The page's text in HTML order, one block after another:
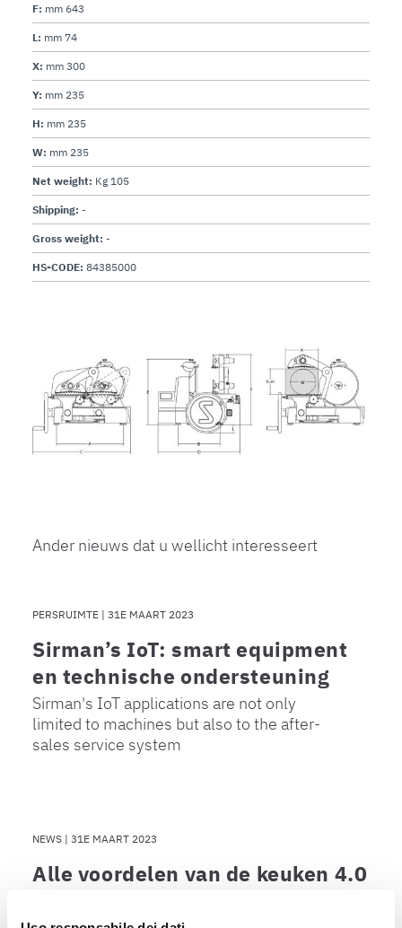
F: mm 643
L: mm 74
X: mm 300
Y: mm 235
H: mm 235
W: mm 235
Net weight: Kg 105
Shipping: -
Gross weight: -
HS-CODE: 84385000
Ander nieuws dat u wellicht interesseert
PERSRUIMTE | 31E MAART 2023
Sirman’s IoT: smart equipment
en technische ondersteuning
Sirman's IoT applications are not only
limited to machines but also to the after-
sales service system
NEWS | 31E MAART 2023
Alle voordelen van de keuken 4.0
and consumption monitoring.